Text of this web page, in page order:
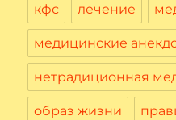
кфс лечение
медицинские
нетрадиционная
образ жизни